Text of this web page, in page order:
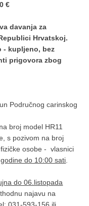
€
davanja za
Hrvatskoj.
- kupljeno, bez
prigovora zbog
Područnog carinskog
broj model HR11
s pozivom na broj
osobe - vlasnici
godine do 10:00 sati.
do 06.listopada
najavu na